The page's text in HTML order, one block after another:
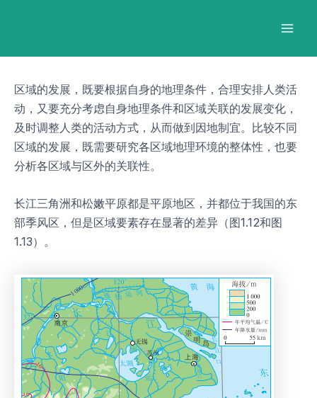
区域的发展，既要根据自身的地理条件，合理安排人类活
动，又要充分考虑自身地理条件和区域关联的发展变化，
及时调整人类的活动方式，从而做到因地制宜。比较不同
区域的发展，既需要研究各区域地理环境的整体性，也要
分析各区域与区外的关联性。
长江三角洲和松嫩平原都是平原地区，并都位于我国的东
部季风区，但是区域要素存在显著的差异（图1.12和图
1.13）。